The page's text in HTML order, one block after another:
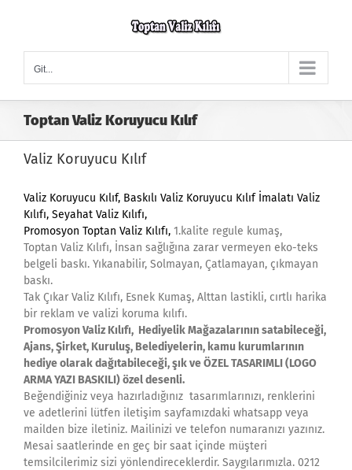
Git...
Toptan Valiz Koruyucu Kılıf
Valiz Koruyucu Kılıf
Valiz Koruyucu Kılıf, Baskılı Valiz Koruyucu Kılıf İmalatı Valiz
Kılıfı, Seyahat Valiz Kılıfı,
Promosyon Toptan Valiz Kılıfı, 1.kalite regule kumaş,
Toptan Valiz Kılıfı, İnsan sağlığına zarar vermeyen eko-teks
belgeli baskı. Yıkanabilir, Solmayan, Çatlamayan, çıkmayan
baskı.
Tak Çıkar Valiz Kılıfı, Esnek Kumaş, Alttan lastikli, cırtlı harika
bir reklam ve valizi koruma kılıfı.
Promosyon Valiz Kılıfı, Hediyelik Mağazalarının satabileceği,
Ajans, Şirket, Kuruluş, Belediyelerin, kamu kurumlarının
hediye olarak dağıtabileceği, şık ve ÖZEL TASARIMLI (LOGO
ARMA YAZI BASKILI) özel desenli.
Beğendiğiniz veya hazırladığınız tasarımlarınızı, renklerini
ve adetlerini lütfen iletişim sayfamızdaki whatsapp veya
mailden bize iletiniz. Mailinizi ve telefon numaranızı yazınız.
Mesai saatlerinde en geç bir saat içinde müşteri
temsilcilerimiz sizi yönlendireceklerdir. Saygılarımızla. 0212